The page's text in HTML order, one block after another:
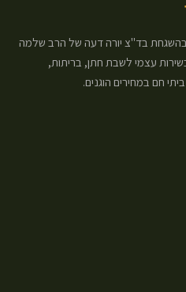
בהשגחת בד"צ יורה דעה של הרב שלמה
עצמי לשבת חתן, בריתות,
חם במחירים הוגנים.